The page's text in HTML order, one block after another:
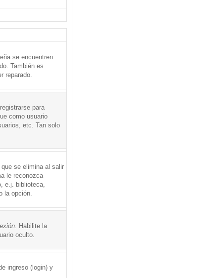
se encuentren
También es
reparado.
para
como usuario
etc. Tan solo
se elimina al salir
le reconozca
e.j. biblioteca,
la opción.
. Habilite la
oculto.
ingreso (login) y